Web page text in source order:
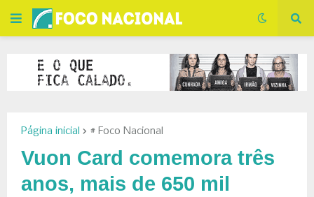
Página inicial # Foco Nacional
Vuon Card comemora três
anos, mais de 650 mil